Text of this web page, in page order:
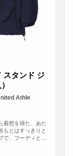
スタンド ジ
Athle
着想を得た、あた
もとはすっきりと
で、フーディと重
やすいのが魅力。
ルティング仕様